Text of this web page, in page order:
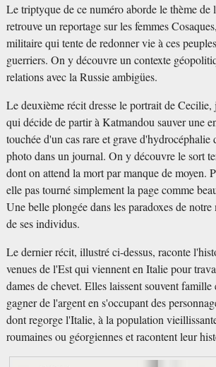
Le triptyque de ce numéro aborde le thème de
retrouve un reportage sur les femmes
militaire qui tente de redonner vie à ces
guerriers. On y découvre un contexte
relations avec la Russie ambigües.
Le deuxième récit dresse le portrait de Cecilie,
qui décide de partir à Katmandou sauver une
touchée d'un cas rare et grave d'hydrocéphalie
photo dans un journal. On y découvre le sort
dont on attend la mort par manque de moyen.
elle pas tourné simplement la page comme
Une belle plongée dans les paradoxes de
de ses individus.
Le dernier récit, illustré ci-dessus, raconte
venues de l'Est qui viennent en Italie pour
dames de chevet. Elles laissent souvent
gagner de l'argent en s'occupant des
dont regorge l'Italie, à la population
roumaines ou géorgiennes et racontent leur